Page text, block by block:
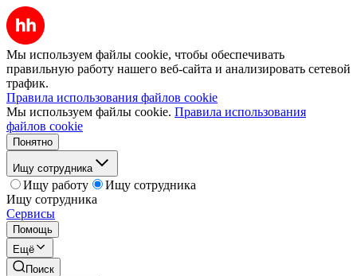
Мы используем файлы cookie, чтобы обеспечивать
правильную работу нашего веб-сайта и анализировать сетевой
трафик.
Правила использования файлов cookie
Мы используем файлы cookie. Правила использования
файлов cookie
Понятно
Ищу сотрудника
Ищу работу
Ищу сотрудника
Ищу сотрудника
Сервисы
Помощь
Ещё
Поиск